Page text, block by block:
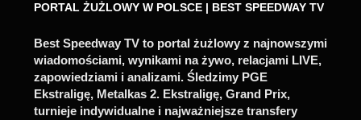
PORTAL ŻUŻLOWY W POLSCE | BEST SPEEDWAY TV
Best Speedway TV to portal żużlowy z najnowszymi
wiadomościami, wynikami na żywo, relacjami LIVE,
zapowiedziami i analizami. Śledzimy PGE
Ekstraligę, Metalkas 2. Ekstraligę, Grand Prix,
turnieje indywidualne i najważniejsze transfery